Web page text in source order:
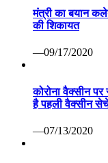
मंत्री का बयान
की शिकायत
—09/17/2020
कोरोना वैक्सीन
है पहली वैक्सीन
—07/13/2020